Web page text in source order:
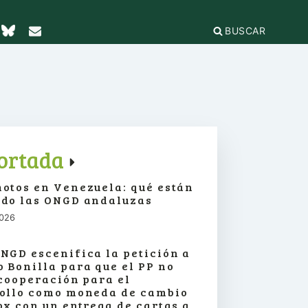
BUSCAR
LA COORDINADORA
la ciudadanía global
Feminista
Antiacoso
de
y
igualdad
en Venezuela: qué están
las ONGD andaluzas
escenifica la petición a
Bonilla para que el PP no
para el
como moneda de cambio
con un entrega de cartas a